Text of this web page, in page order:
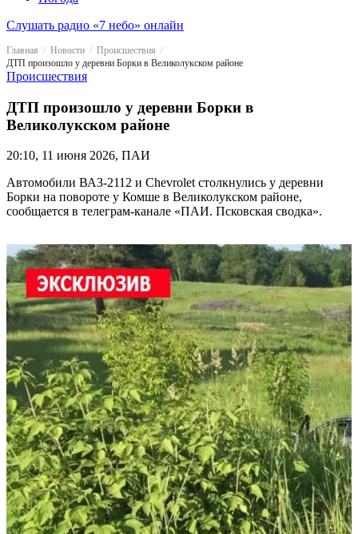
Слушать радио «7 небо» онлайн
Главная Новости
Происшествия
ДТП произошло у деревни Борки в Великолукском районе
Происшествия
ДТП произошло у деревни Борки в
Великолукском районе
20:10, 11 июня 2026, ПАИ
Автомобили ВАЗ-2112 и Chevrolet столкнулись у деревни
Борки на повороте у Комше в Великолукском районе,
сообщается в телеграм-канале «ПАИ. Псковская сводка».